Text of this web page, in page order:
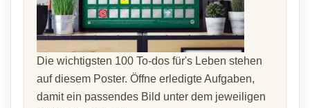
Die wichtigsten 100 To-dos für's Leben stehen
auf diesem Poster. Öffne erledigte Aufgaben,
damit ein passendes Bild unter dem jeweiligen